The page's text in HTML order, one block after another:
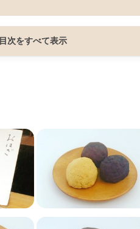
目次をすべて表示